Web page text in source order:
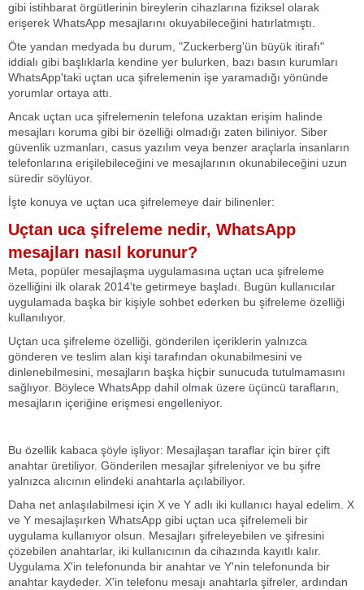
gibi istihbarat örgütlerinin bireylerin cihazlarına fiziksel olarak
erişerek WhatsApp mesajlarını okuyabileceğini hatırlatmıştı.
Öte yandan medyada bu durum, "Zuckerberg'ün büyük itirafı"
iddialı gibi başlıklarla kendine yer bulurken, bazı basın kurumları
WhatsApp'taki uçtan uca şifrelemenin işe yaramadığı yönünde
yorumlar ortaya attı.
Ancak uçtan uca şifrelemenin telefona uzaktan erişim halinde
mesajları koruma gibi bir özelliği olmadığı zaten biliniyor. Siber
güvenlik uzmanları, casus yazılım veya benzer araçlarla insanların
telefonlarına erişilebileceğini ve mesajlarının okunabileceğini uzun
süredir söylüyor.
İşte konuya ve uçtan uca şifrelemeye dair bilinenler:
Uçtan uca şifreleme nedir, WhatsApp
mesajları nasıl korunur?
Meta, popüler mesajlaşma uygulamasına uçtan uca şifreleme
özelliğini ilk olarak 2014'te getirmeye başladı. Bugün kullanıcılar
uygulamada başka bir kişiyle sohbet ederken bu şifreleme özelliği
kullanılıyor.
Uçtan uca şifreleme özelliği, gönderilen içeriklerin yalnızca
gönderen ve teslim alan kişi tarafından okunabilmesini ve
dinlenebilmesini, mesajların başka hiçbir sunucuda tutulmamasını
sağlıyor. Böylece WhatsApp dahil olmak üzere üçüncü tarafların,
mesajların içeriğine erişmesi engelleniyor.
Bu özellik kabaca şöyle işliyor: Mesajlaşan taraflar için birer çift
anahtar üretiliyor. Gönderilen mesajlar şifreleniyor ve bu şifre
yalnızca alıcının elindeki anahtarla açılabiliyor.
Daha net anlaşılabilmesi için X ve Y adlı iki kullanıcı hayal edelim. X
ve Y mesajlaşırken WhatsApp gibi uçtan uca şifrelemeli bir
uygulama kullanıyor olsun. Mesajları şifreleyebilen ve şifresini
çözebilen anahtarlar, iki kullanıcının da cihazında kayıtlı kalır.
Uygulama X'in telefonunda bir anahtar ve Y'nin telefonunda bir
anahtar kaydeder. X'in telefonu mesajı anahtarla şifreler, ardından